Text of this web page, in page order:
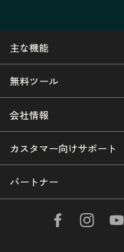
主な機能
無料ツール
会社情報
カスタマー向けサポート
パートナー